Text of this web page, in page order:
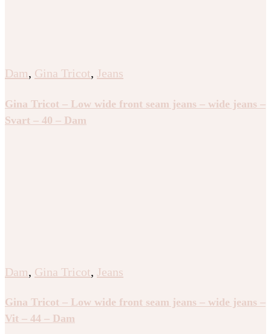
Dam, Gina Tricot, Jeans
Gina Tricot – Low wide front seam jeans – wide jeans –
Svart – 40 – Dam
Dam, Gina Tricot, Jeans
Gina Tricot – Low wide front seam jeans – wide jeans –
Vit – 44 – Dam